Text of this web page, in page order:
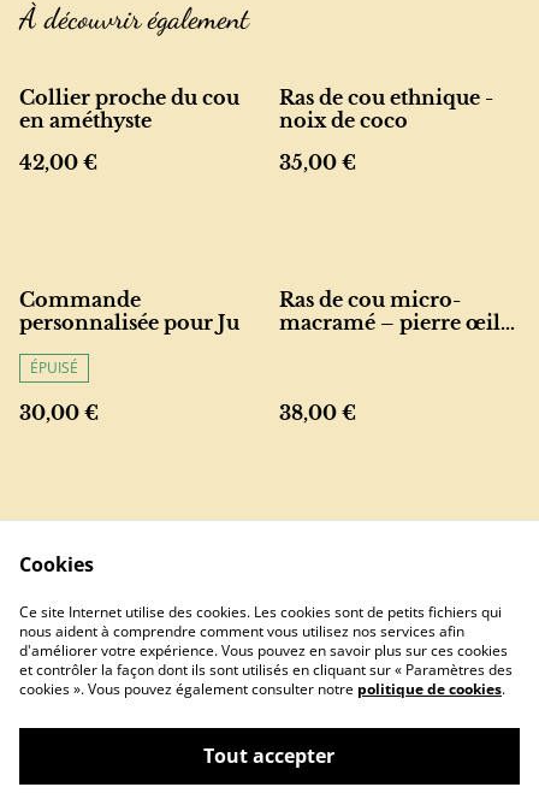
À découvrir également
Collier proche du cou
en améthyste
42,00 €
Ras de cou ethnique -
noix de coco
35,00 €
Commande
personnalisée pour Ju
ÉPUISÉ
30,00 €
Ras de cou micro-
macramé – pierre œil
38,00 €
Contactez-nous
Conditions
Politique de
confidentialité
Politique de
cookies
Cookies
Ce site Internet utilise des cookies. Les cookies sont de petits fichiers qui
nous aident à comprendre comment vous utilisez nos services afin
d'améliorer votre expérience. Vous pouvez en savoir plus sur ces cookies
et contrôler la façon dont ils sont utilisés en cliquant sur « Paramètres des
cookies ». Vous pouvez également consulter notre politique de cookies.
Tout accepter